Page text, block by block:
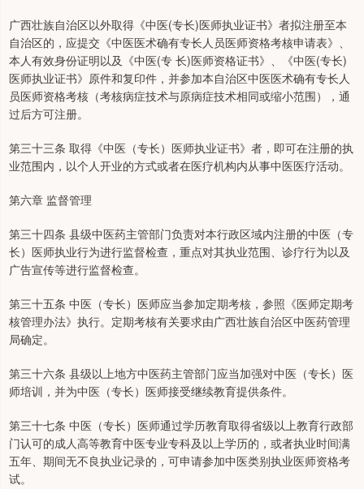
广西壮族自治区以外取得《中医(专长)医师执业证书》者拟注册至本
自治区的，应提交《中医医术确有专长人员医师资格考核申请表》、
本人有效身份证明以及《中医(专 长)医师资格证书》、《中医(专长)
医师执业证书》原件和复印件，并参加本自治区中医医术确有专长人
员医师资格考核（考核病症技术与原病症技术相同或缩小范围），通
过后方可注册。
第三十三条 取得《中医（专长）医师执业证书》者，即可在注册的执
业范围内，以个人开业的方式或者在医疗机构内从事中医医疗活动。
第六章 监督管理
第三十四条 县级中医药主管部门负责对本行政区域内注册的中医（专
长）医师执业行为进行监督检查，重点对其执业范围、诊疗行为以及
广告宣传等进行监督检查。
第三十五条 中医（专长）医师应当参加定期考核，参照《医师定期考
核管理办法》执行。定期考核有关要求由广西壮族自治区中医药管理
局确定。
第三十六条 县级以上地方中医药主管部门应当加强对中医（专长）医
师培训，并为中医（专长）医师接受继续教育提供条件。
第三十七条 中医（专长）医师通过学历教育取得省级以上教育行政部
门认可的成人高等教育中医专业专科及以上学历的，或者执业时间满
五年、期间无不良执业记录的，可申请参加中医类别执业医师资格考
试。